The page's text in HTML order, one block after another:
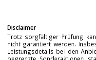
Disclaimer
Trotz sorgfältiger Prüfung
nicht garantiert werden.
Leistungsdetails bei den